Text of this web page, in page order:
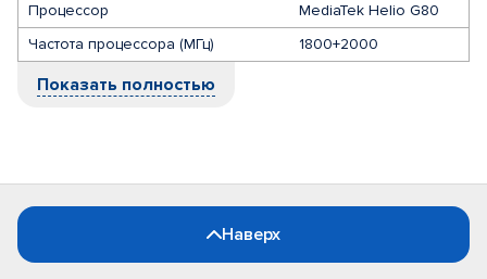
Процессор
MediaTek Helio G80
Частота процессора (МГц)
1800+2000
Показать полностью
Наверх